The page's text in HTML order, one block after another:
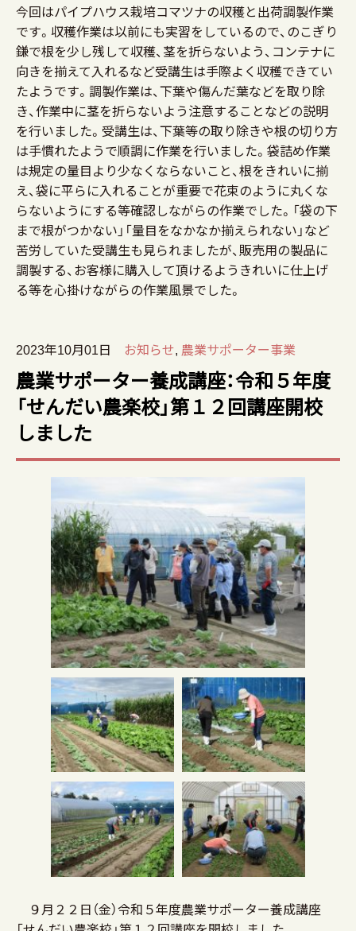
今回はパイプハウス栽培コマツナの収穫と出荷調製作業
です。収穫作業は以前にも実習をしているので、のこぎり
鎌で根を少し残して収穫、茎を折らないよう、コンテナに
向きを揃えて入れるなど受講生は手際よく収穫できてい
たようです。調製作業は、下葉や傷んだ葉などを取り除
き、作業中に茎を折らないよう注意することなどの説明
を行いました。受講生は、下葉等の取り除きや根の切り方
は手慣れたようで順調に作業を行いました。袋詰め作業
は規定の量目より少なくならないこと、根をきれいに揃
え、袋に平らに入れることが重要で花束のように丸くな
らないようにする等確認しながらの作業でした。「袋の下
まで根がつかない」「量目をなかなか揃えられない」など
苦労していた受講生も見られましたが、販売用の製品に
調製する、お客様に購入して頂けるようきれいに仕上げ
る等を心掛けながらの作業風景でした。
2023年10月01日 お知らせ, 農業サポーター事業
農業サポーター養成講座：令和５年度
「せんだい農楽校」第１２回講座開校
しました
９月２２日（金）令和５年度農業サポーター養成講座